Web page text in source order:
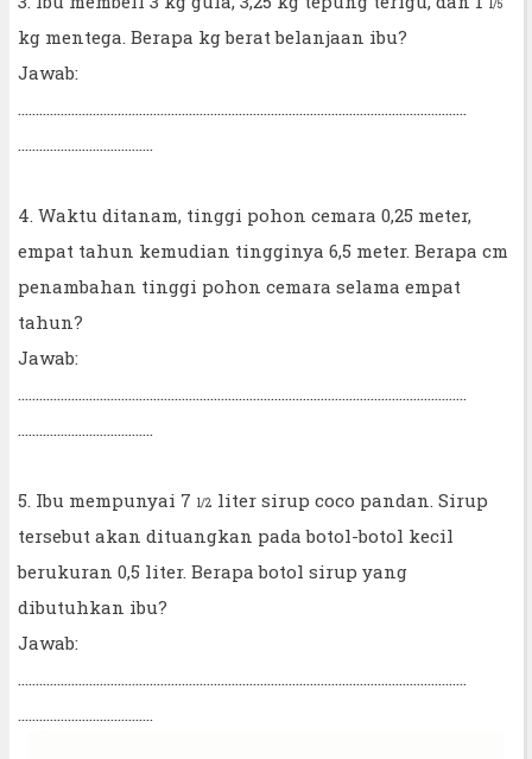
1/5
kg mentega. Berapa kg berat belanjaan ibu?
Jawab:
4. Waktu ditanam, tinggi pohon cemara 0,25 meter,
empat tahun kemudian tingginya 6,5 meter. Berapa cm
penambahan tinggi pohon cemara selama empat
tahun?
Jawab:
5. Ibu mempunyai 7 1/2 liter sirup coco pandan. Sirup
tersebut akan dituangkan pada botol-botol kecil
berukuran 0,5 liter. Berapa botol sirup yang
dibutuhkan ibu?
Jawab: